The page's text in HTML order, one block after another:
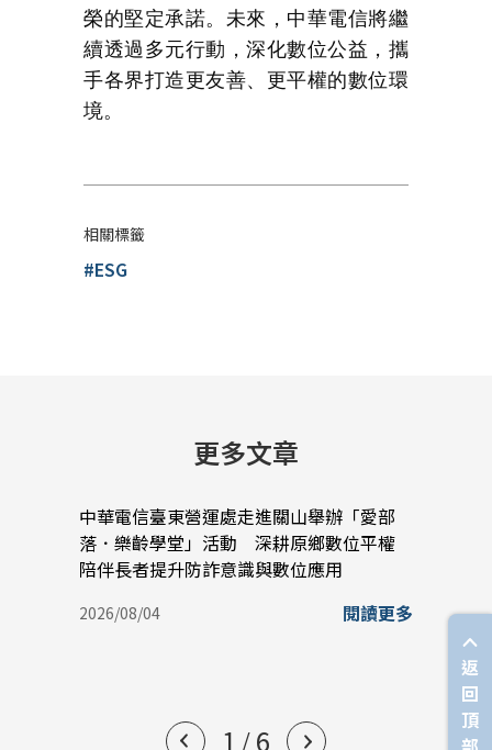
榮的堅定承諾。未來，中華電信將繼
續透過多元行動，深化數位公益，攜
手各界打造更友善、更平權的數位環
境。
相關標籤
#ESG
更多文章
中華電信臺東營運處走進關山舉辦「愛部
落．樂齡學堂」活動 深耕原鄉數位平權
陪伴長者提升防詐意識與數位應用
2026/08/04 閱讀更多 2026/
1 / 6
返
回
頂